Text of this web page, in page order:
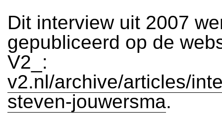
Dit interview uit 2007
gepubliceerd op de
V2_:
v2.nl/archive/articles/
steven-jouwersma.